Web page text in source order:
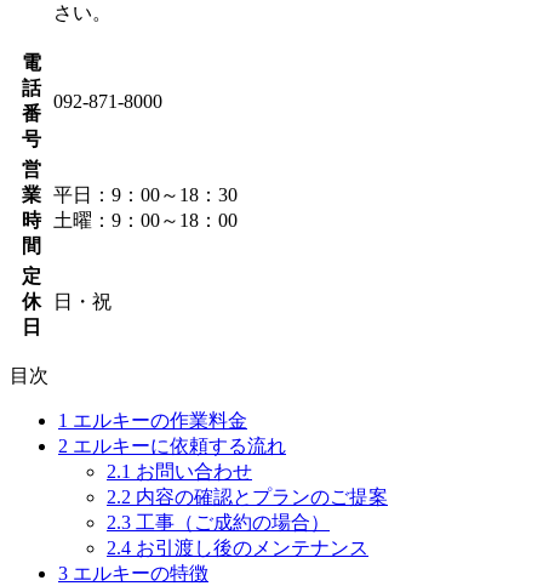
さい。
電
話
番
号
092-871-8000
営
業
時
間
平日：9：00～18：30
土曜：9：00～18：00
定
休
日
日・祝
目次
1 エルキーの作業料金
2 エルキーに依頼する流れ
2.1 お問い合わせ
2.2 内容の確認とプランのご提案
2.3 工事（ご成約の場合）
2.4 お引渡し後のメンテナンス
3 エルキーの特徴